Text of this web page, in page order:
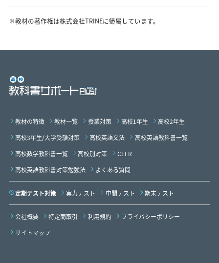
「数学B Standard」の教科書に対応した準拠教材です。
はい。可能です。東京書籍「数学B Standard」の教科書
※教材の著作権は株式会社TRINEに帰属しています。
教材の特徴 教材一覧 授業対策 高校1年生
高校2年生
高校3年生/大学受験対策
高校英語文法
高校英語教科書一覧
高校数学教科書一覧
高校別対策
CEFR
高校英語教科書対策勉強法
よくある質問
定期テスト対策 実力テスト 中間テスト 期末テスト
会社概要 特定商取引 利用規約
プライバシーポリシー
サイトマップ